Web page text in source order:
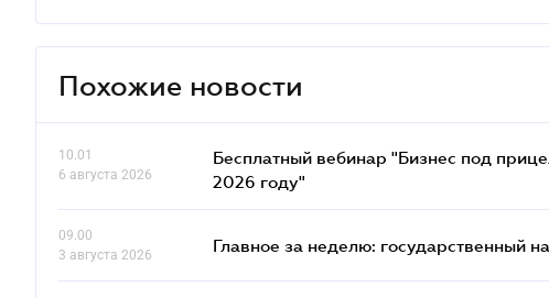
Похожие новости
10.01
6 августа 2026
Бесплатный вебинар "Бизнес под
2026 году"
09.00
3 августа 2026
Главное за неделю: государственный